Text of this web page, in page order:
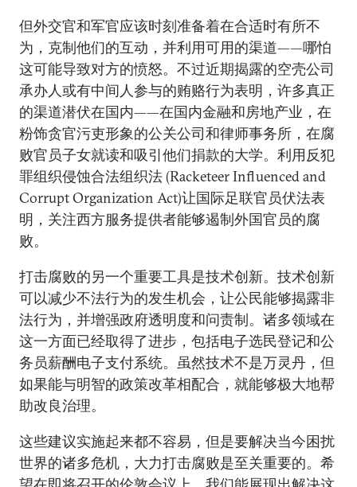
但外交官和军官应该时刻准备着在合适时有所不
为，克制他们的互动，并利用可用的渠道——哪怕
这可能导致对方的愤怒。不过近期揭露的空壳公司
承办人或有中间人参与的贿赂行为表明，许多真正
的渠道潜伏在国内——在国内金融和房地产业，在
粉饰贪官污吏形象的公关公司和律师事务所，在腐
败官员子女就读和吸引他们捐款的大学。利用反犯
罪组织侵蚀合法组织法 (Racketeer Influenced and
Corrupt Organization Act)让国际足联官员伏法表
明，关注西方服务提供者能够遏制外国官员的腐
败。
打击腐败的另一个重要工具是技术创新。技术创新
可以减少不法行为的发生机会，让公民能够揭露非
法行为，并增强政府透明度和问责制。诸多领域在
这一方面已经取得了进步，包括电子选民登记和公
务员薪酬电子支付系统。虽然技术不是万灵丹，但
如果能与明智的政策改革相配合，就能够极大地帮
助改良治理。
这些建议实施起来都不容易，但是要解决当今困扰
世界的诸多危机，大力打击腐败是至关重要的。希